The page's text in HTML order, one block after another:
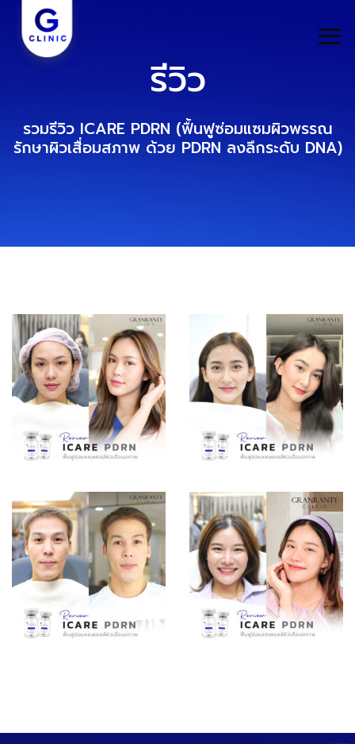
content
รีวิว
รวมรีวิว ICARE PDRN (ฟื้นฟูซ่อมแซมผิวพรรณ
รักษาผิวเสื่อมสภาพ ด้วย PDRN ลงลึกระดับ DNA)